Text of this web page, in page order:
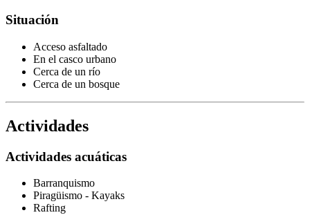
Situación
Acceso asfaltado
En el casco urbano
Cerca de un río
Cerca de un bosque
Actividades
Actividades acuáticas
Barranquismo
Piragüismo - Kayaks
Rafting